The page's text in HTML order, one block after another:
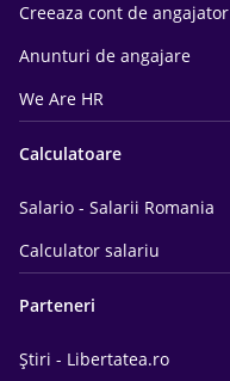
Creeaza cont de angajator
Anunturi de angajare
We Are HR
Calculatoare
Salario - Salarii Romania
Calculator salariu
Parteneri
Știri - Libertatea.ro